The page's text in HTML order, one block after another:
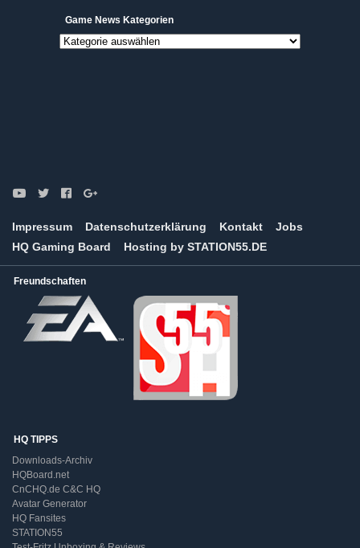
Game News Kategorien
Game
Impressum Datenschutzerklärung Kontakt
Jobs
HQ Gaming Board
Hosting by STATION55.DE
Freundschaften
HQ TIPPS
Downloads-Archiv
HQBoard.net
CnCHQ.de C&C HQ
Avatar Generator
HQ Fansites
STATION55